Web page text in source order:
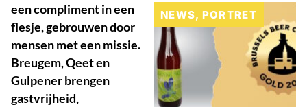
een compliment in een
flesje, gebrouwen door
mensen met een missie.
Breugem, Qeet en
Gulpener brengen
gastvrijheid,
NEWS, PORTRET